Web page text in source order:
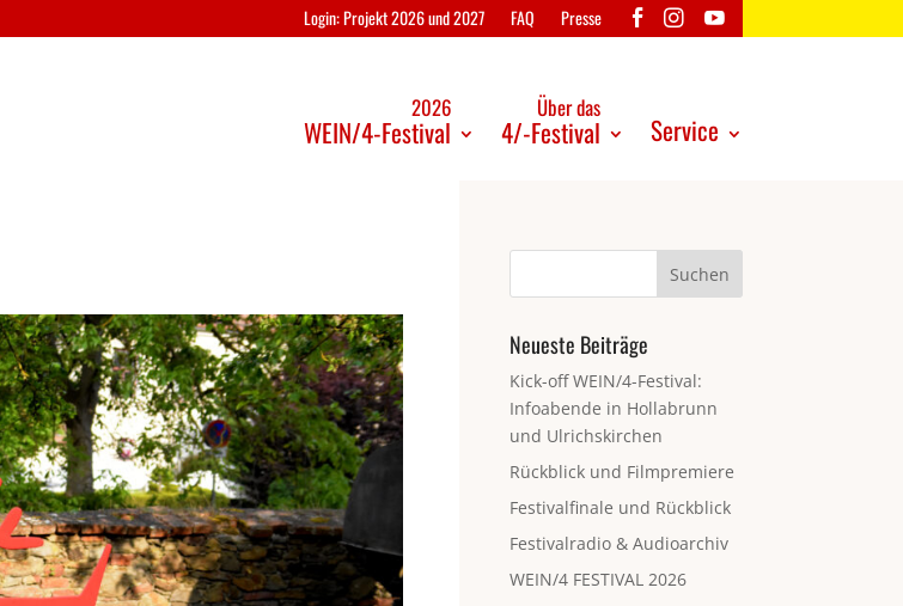
Login: Projekt 2026 und 2027 FAQ Presse
2026
WEIN/4-Festival
Über das
4/-Festival Service
Neueste Beiträge
Kick-off WEIN/4-Festival:
Infoabende in Hollabrunn
und Ulrichskirchen
Rückblick und Filmpremiere
Festivalfinale und Rückblick
Festivalradio & Audioarchiv
WEIN/4 FESTIVAL 2026